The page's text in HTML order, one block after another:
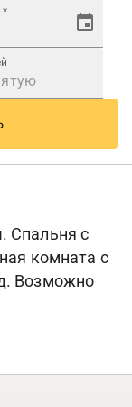
*
Спальня с
комната с
Возможно